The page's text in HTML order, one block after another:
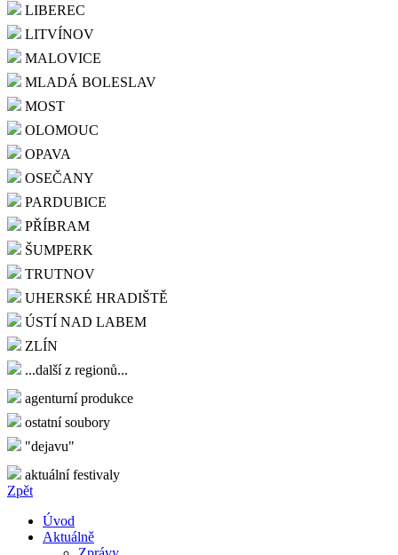
LIBEREC
LITVÍNOV
MALOVICE
MLADÁ BOLESLAV
MOST
OLOMOUC
OPAVA
OSEČANY
PARDUBICE
PŘÍBRAM
ŠUMPERK
TRUTNOV
UHERSKÉ HRADIŠTĚ
ÚSTÍ NAD LABEM
ZLÍN
...další z regionů...
agenturní produkce
ostatní soubory
"dejavu"
aktuální festivaly
Zpět
Úvod
Aktuálně